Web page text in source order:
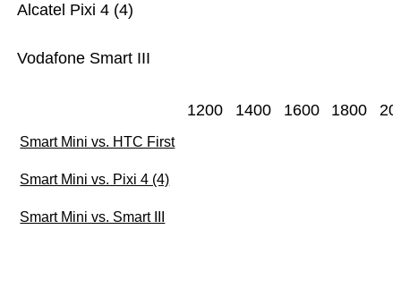
Vodafone Smart III
Alcatel Pixi 4 (4)
1200 1400 1600 1800
Smart Mini vs. HTC First
Smart Mini vs. Pixi 4 (4)
Smart Mini vs. Smart III